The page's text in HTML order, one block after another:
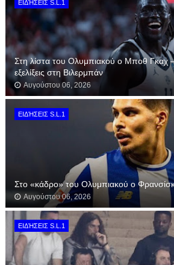
ΕΙΔΉΣΕΙΣ S.L.1
Στη λίστα του Ολυμπιακού ο Μποθ Γκαχ
εξελίξεις στη Βιλερμπάν
Αυγούστου 06, 2026
ΕΙΔΉΣΕΙΣ S.L.1
Στο «κάδρο» του Ολυμπιακού ο
Αυγούστου 06, 2026
ΕΙΔΉΣΕΙΣ S.L.1